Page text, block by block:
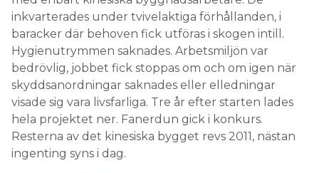
inkvarterades under tvivelaktiga förhållanden, i
baracker där behoven fick utföras i skogen intill.
Hygienutrymmen saknades. Arbetsmiljön var
bedrövlig, jobbet fick stoppas om och om igen när
skyddsanordningar saknades eller elledningar
visade sig vara livsfarliga. Tre år efter starten lades
hela projektet ner. Fanerdun gick i konkurs.
Resterna av det kinesiska bygget revs 2011, nästan
ingenting syns i dag.